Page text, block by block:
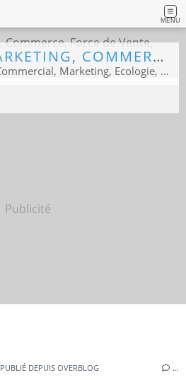
MENU
ECONOMIE, MARKETING, COMMERCE, FORCE DE VENTE, ECOLOGIE
Magazine d’Economie, Commercial, Marketing, Ecologie, Sport business
Publicité
PUBLIÉ DEPUIS OVERBLOG …